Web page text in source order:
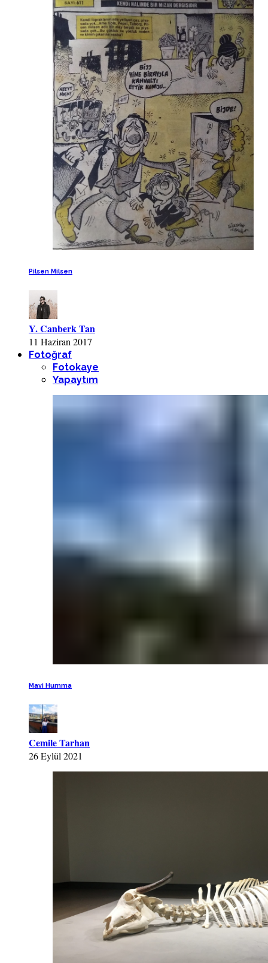
Pilsen Milsen
Y. Canberk Tan
11 Haziran 2017
Fotoğraf
Fotokaye
Yapaytım
Mavi Humma
Cemile Tarhan
26 Eylül 2021